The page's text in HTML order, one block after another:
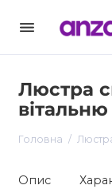
Люстра
вітальню
Головна
Опис